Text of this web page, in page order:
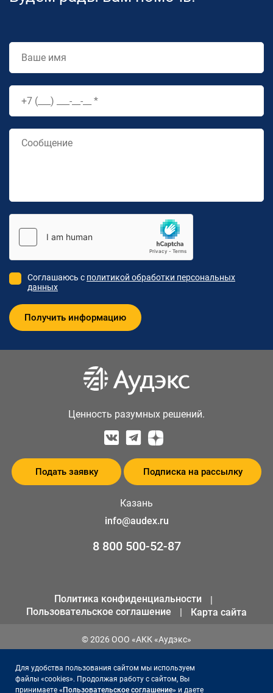
Соглашаюсь с политикой обработки персональных
данных
Ценность разумных решений.
Подать заявку Подписка на рассылку
Казань
info@audex.ru
8 800 500-52-87
Политика конфиденциальности
Пользовательское соглашение
Карта сайта
© 2026 ООО «АКК «Аудэкс»
ИНН 1655301258
ОГРН 1141690066561
Для удобства пользования сайтом мы используем
файлы «cookies». Продолжая работу с сайтом, Вы
принимаете «Пользовательское соглашение» и даете